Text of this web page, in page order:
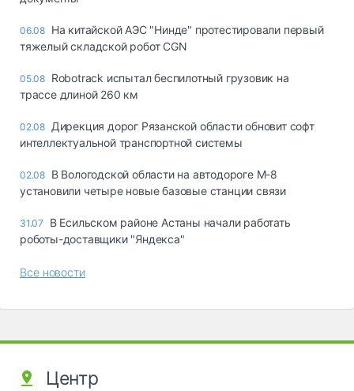
06.08 На китайской АЭС "Нинде" протестировали первый
тяжелый складской робот CGN
05.08 Robotrack испытал беспилотный грузовик на
трассе длиной 260 км
02.08 Дирекция дорог Рязанской области обновит софт
интеллектуальной транспортной системы
02.08 В Вологодской области на автодороге М-8
установили четыре новые базовые станции связи
31.07
В Есильском районе Астаны начали работать
роботы-доставщики "Яндекса"
Все новости
Центр